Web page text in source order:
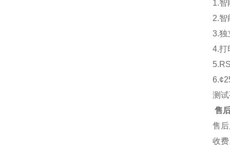
1.
2.
3.
4.
测
售
售
收